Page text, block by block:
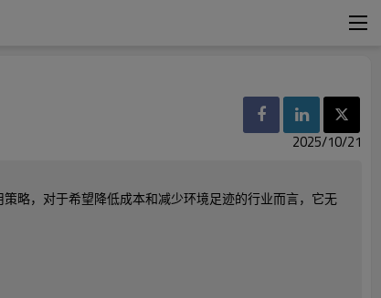
2025/10/21
略，对于希望降低成本和减少环境足迹的行业而言，它无